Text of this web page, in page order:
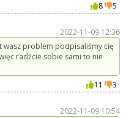
8
5
2022-11-09 12:36
problem podpisaliśmy cię
radźcie sobie sami to nie
11
3
2022-11-09 10:54